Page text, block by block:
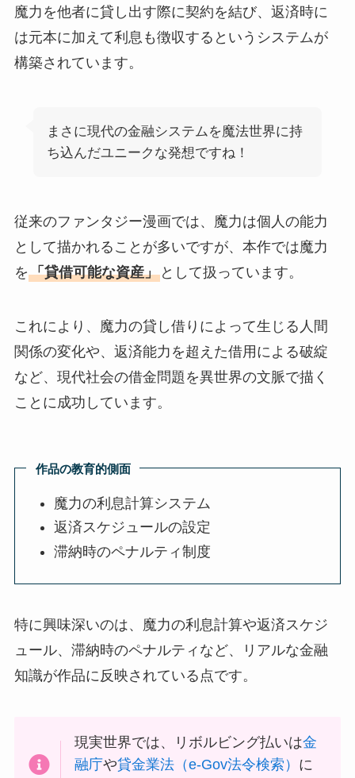
魔力を他者に貸し出す際に契約を結び、返済時に
は元本に加えて利息も徴収するというシステムが
構築されています。
まさに現代の金融システムを魔法世界に持
ち込んだユニークな発想ですね！
従来のファンタジー漫画では、魔力は個人の能力
として描かれることが多いですが、本作では魔力
を「貸借可能な資産」として扱っています。
これにより、魔力の貸し借りによって生じる人間
関係の変化や、返済能力を超えた借用による破綻
など、現代社会の借金問題を異世界の文脈で描く
ことに成功しています。
作品の教育的側面
魔力の利息計算システム
返済スケジュールの設定
滞納時のペナルティ制度
特に興味深いのは、魔力の利息計算や返済スケジ
ュール、滞納時のペナルティなど、リアルな金融
知識が作品に反映されている点です。
現実世界では、リボルビング払いは金
融庁や貸金業法（e-Gov法令検索） に